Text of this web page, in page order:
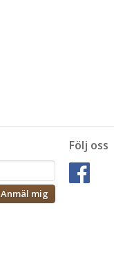
Följ oss
Anmäl mig